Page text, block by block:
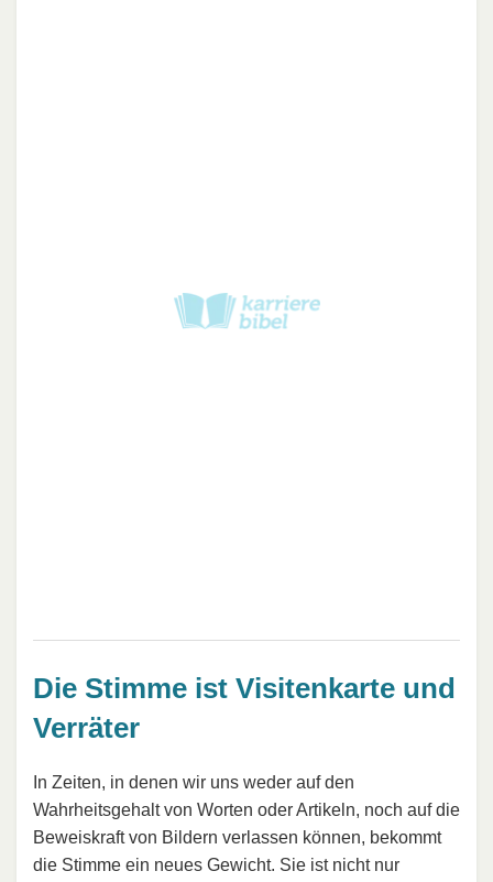
Die Stimme ist Visitenkarte und
Verräter
In Zeiten, in denen wir uns weder auf den
Wahrheitsgehalt von Worten oder Artikeln, noch auf die
Beweiskraft von Bildern verlassen können, bekommt
die Stimme ein neues Gewicht. Sie ist nicht nur